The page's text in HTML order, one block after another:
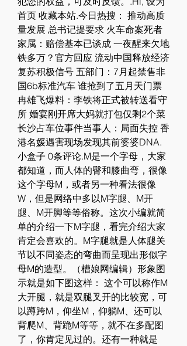
首页 收藏本站.今日热搜： 推动高质
量发展 总书记提要求 火车命案死者
家属：赔偿基本已谈成 一夜醒来欠地
铁多万？官方回应 流动中国释放经济
复苏积极信号 五部门：7月起禁售非
国6b标准汽车 谁抢到了五月天门票
冉雄飞爆料：李铁将正式被转送看守
所 婚宴刚开席大妈就打包仅剩2个菜
长沙占车位事件当事人：局面失控 香
港名媛遇害现场发现其前婆婆DNA.
小盒子 0条评论.M是一个字母，大家
都知道，而人体的臀和膝曲弯，很像
这个字母M，或者另一种看法很像
W，但是网络中多以M字腿、M开
腿、M开脚等等俗称。这次小编就简
单的介绍一下M字腿，看完介绍大家
肯定会喜欢的。M字腿就是人体腿关
节以不同姿态的弯曲而呈现出形似字
母M的造型。（槽娘网编辑）形象图
示就是如下图这样： 这个可以称作M
大开腿，就是双腿叉开的比较宽，可
以蹲跨M，仰坐M，仰躺M、还可以
背爬M、背跪M等等，就不在多配图
了，你肯定见过的。还有一种就是